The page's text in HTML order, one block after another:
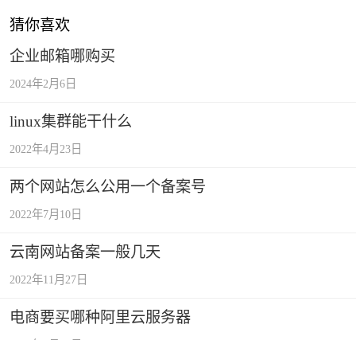
猜你喜欢
企业邮箱哪购买
2024年2月6日
linux集群能干什么
2022年4月23日
两个网站怎么公用一个备案号
2022年7月10日
云南网站备案一般几天
2022年11月27日
电商要买哪种阿里云服务器